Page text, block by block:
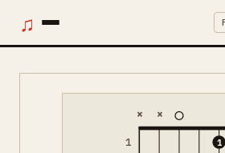
♫
1
× ×
1